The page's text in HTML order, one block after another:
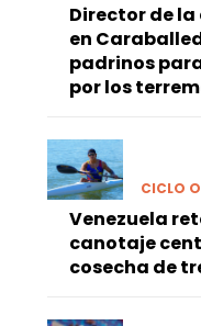
Director de la
en
padrinos
por los
CICLO
Venezuela
canotaje
cosecha de